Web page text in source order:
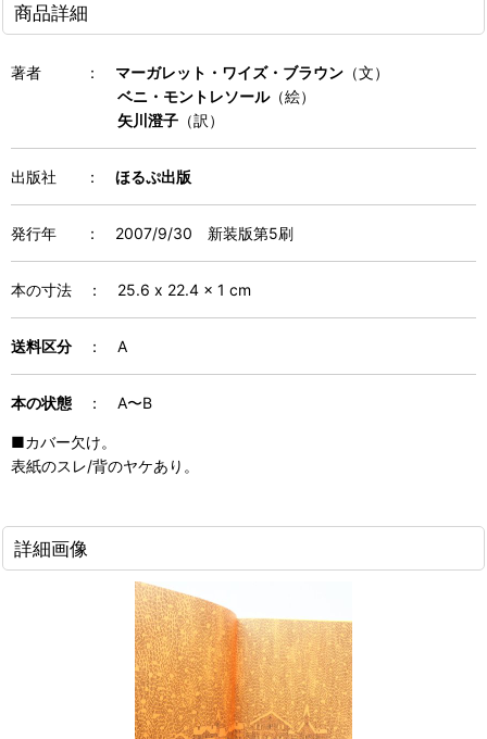
商品詳細
著者 ： マーガレット・ワイズ・ブラウン （文）
ベニ・モントレソール（絵）
矢川澄子 （訳）
出版社 ： ほるぷ出版
発行年 ： 2007/9/30 新装版第5刷
本の寸法 ： 25.6 x 22.4 x 1 cm
送料区分 ： A
本の状態 ： A〜B
■カバー欠け。
表紙のスレ/背のヤケあり。
詳細画像